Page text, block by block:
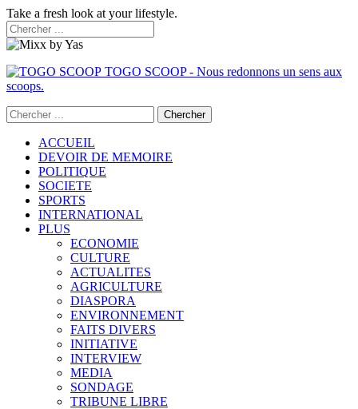
Take a fresh look at your lifestyle.
TOGO SCOOP - Nous redonnons un sens aux
scoops.
ACCUEIL
DEVOIR DE MEMOIRE
POLITIQUE
SOCIETE
SPORTS
INTERNATIONAL
PLUS
ECONOMIE
CULTURE
ACTUALITES
AGRICULTURE
DIASPORA
ENVIRONNEMENT
FAITS DIVERS
INITIATIVE
INTERVIEW
MEDIA
SONDAGE
TRIBUNE LIBRE